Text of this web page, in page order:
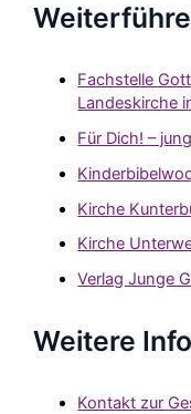
Fachstelle
Landeskirche
Für Dich! –
Kirche
Kirche
Verlag Junge
Weitere
Kontakt zur